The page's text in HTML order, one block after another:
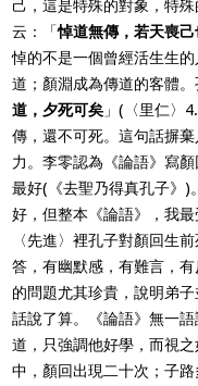
己，這是特殊的對象，特
云：「悼道無傳，若天喪己
悼的不是一個曾經活生生
道；顏淵成為傳道的客體
道，夕死可矣 」(〈里仁〉
傳，還不可死。這句話摒
力。李零認為《論語》寫
最好(《去聖乃得真孔子》)
好，但整本《論語》，我
〈先進〉裡孔子對顏回生
答，有幽默感，有難言，
的問題尤其珍貴，說明弟
話說了算。《論語》無一
道，只強調他好學，而視之
中，顏回出現二十次；子